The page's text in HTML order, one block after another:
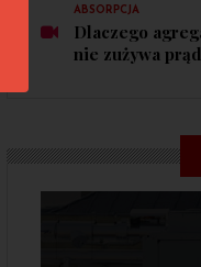
ABSORPCJA
Dlaczego
nie zużywa